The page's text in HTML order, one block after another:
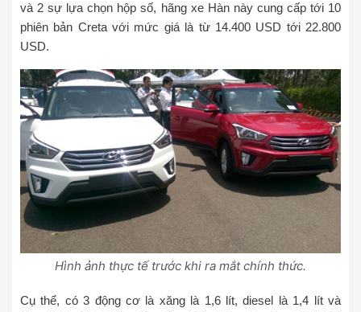
và 2 sự lựa chọn hộp số, hãng xe Hàn này cung cấp tới 10
phiên bản Creta với mức giá là từ 14.400 USD tới 22.800
USD.
Hình ảnh thực tế trước khi ra mắt chính thức.
Cụ thể, có 3 động cơ là xăng là 1,6 lít, diesel là 1,4 lít và